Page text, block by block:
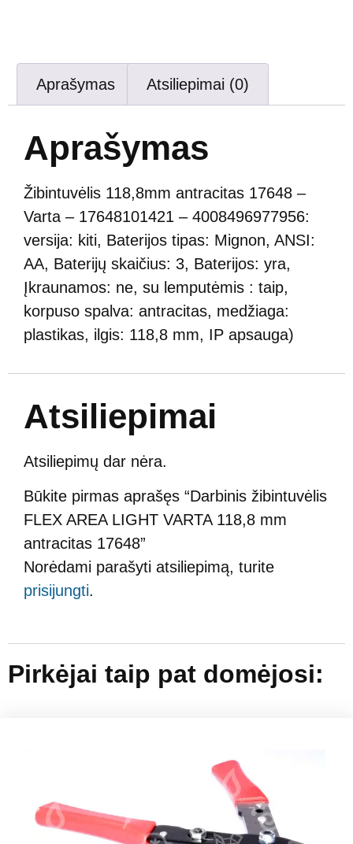
Aprašymas Atsiliepimai (0)
Aprašymas
Žibintuvėlis 118,8mm antracitas 17648 –
Varta – 17648101421 – 4008496977956:
versija: kiti, Baterijos tipas: Mignon, ANSI:
AA, Baterijų skaičius: 3, Baterijos: yra,
Įkraunamos: ne, su lemputėmis : taip,
korpuso spalva: antracitas, medžiaga:
plastikas, ilgis: 118,8 mm, IP apsauga)
Atsiliepimai
Atsiliepimų dar nėra.
Būkite pirmas aprašęs “Darbinis žibintuvėlis
FLEX AREA LIGHT VARTA 118,8 mm
antracitas 17648”
Norėdami parašyti atsiliepimą, turite
prisijungti.
Pirkėjai taip pat domėjosi: